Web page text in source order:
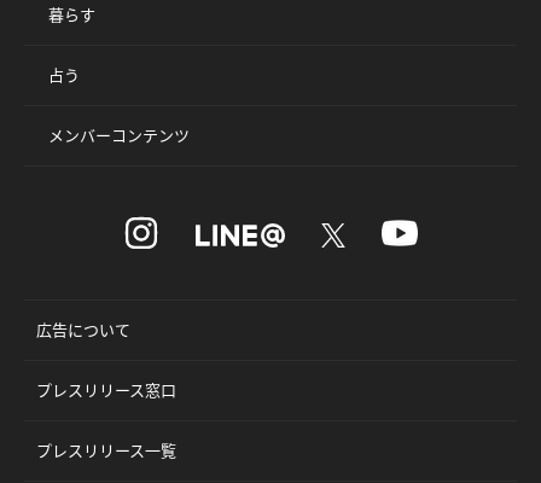
暮らす
占う
メンバーコンテンツ
広告について
プレスリリース窓口
プレスリリース一覧